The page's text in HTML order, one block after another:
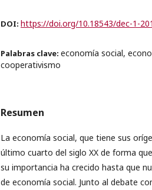
DOI: https://doi.org/10.18543/dec-1-
Palabras clave: economía social,
cooperativismo
Resumen
La economía social, que tiene sus
último cuarto del siglo XX de forma
su importancia ha crecido hasta que
de economía social. Junto al debate